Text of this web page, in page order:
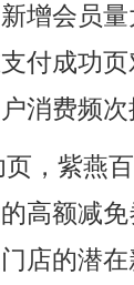
增会员
付成功
消费频次
，紫燕
高额减
店的潜